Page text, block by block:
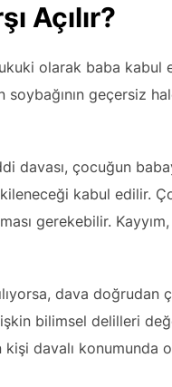
Açılır?
olarak baba kabul
soybağının geçersiz
davası, çocuğun
kabul edilir.
gerekebilir.
dava doğrudan
bilimsel delilleri
davalı konumunda